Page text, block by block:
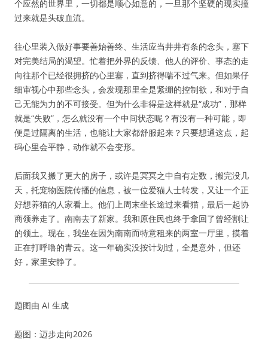
个应然的世界里，一切都是顺心如意的，一旦那个坚硬的现实撞
过来就是头破血流。
往心里装入做好事要善始善终、生活应当井井有条的念头，塞下
对完美结局的渴望。忙着把外界的反馈、他人的评价、事态的走
向往那个已经很拥挤的心里塞，直到挤得喘不过气来。但如果仔
细审视心中那些念头，会发现那里全是紧绷的控制欲，和对于自
己无能为力的不可接受。但为什么非得是这样就是“成功”，那样
就是“失败”，怎么就没有一个中间状态呢？有没有一种可能，即
便是过隔离的生活，也能让大家都舒服起来？只要想通这点，起
码心里会平静，动作就不会变形。
后面我又搬了更大的房子，或许是冥冥之中自有定数，搬完没几
天，托宠物医院传播的信息，被一位爱猫人士转发，又让一个正
好想养猫的人家看上。他们上周末坐长途过来看猫，最后一起协
商领养走了。南南去了新家。我和原住民也终于拿回了曾经割让
的领土。现在，我坐在因为南南而特意租来的两室一厅里，摸着
正在打呼噜的青云。这一年确实没按计划过，全是意外，但还
好，家里安静了。
题图由 AI 生成
题图：迈步走向2026